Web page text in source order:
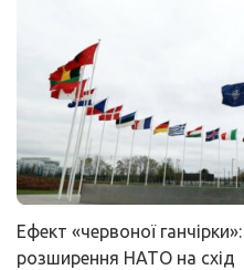
Ефект «червоної
розширення НАТО на схід